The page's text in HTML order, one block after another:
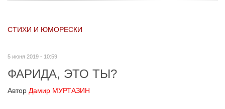
СТИХИ И ЮМОРЕСКИ
5 июня 2019 - 10:59
ФАРИДА, ЭТО ТЫ?
Автор Дамир МУРТАЗИН